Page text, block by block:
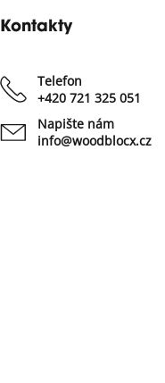
Kontakty
Telefon
+420 721 325 051
Napište nám
info@woodblocx.cz